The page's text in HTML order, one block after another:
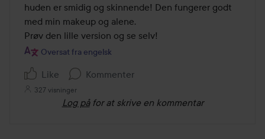
huden er smidig og skinnende! Den fungerer godt
med min makeup og alene.
Prøv den lille version og se selv!
Oversat fra engelsk
Like Kommenter
327 visninger
Log på for at skrive en kommentar